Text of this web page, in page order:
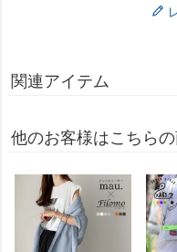
関連アイテム
他のお客様はこちら